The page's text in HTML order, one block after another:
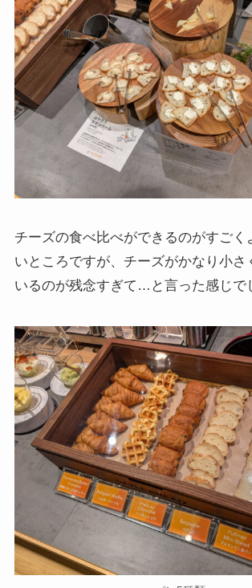
チーズの食べ比べができるのがすごく
いところですが、チーズがかなり小さ
いるのが残念すぎて…と言った感じで